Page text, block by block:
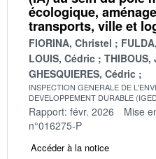
écologique,
transports, ville et
FIORINA, Christel
LOUIS, Cédric
GHESQUIERES, Cédric
INSPECTION GENERALE DE
DEVELOPPEMENT DURABLE
Rapport: févr. 2026 Mise
n°016275-P
Accéder à la notice